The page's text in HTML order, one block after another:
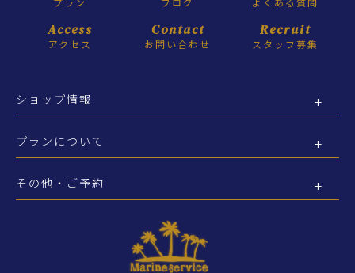
Access
アクセス
Contact
お問い合わせ
Recruit
スタッフ募集
ショップ情報
プランについて
その他・ご予約